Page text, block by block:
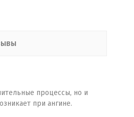
процессы, но и
при ангине.